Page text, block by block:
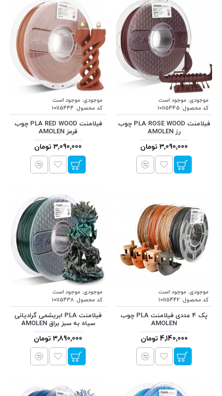
موجودی: موجود است
کد محصول: 10115445
فیلامنت PLA ROSE WOOD چوب
رز AMOLEN
3,090,000 تومان
موجودی: موجود است
کد محصول:10115444
فیلامنت PLA RED WOOD چوب
قرمز AMOLEN
3,090,000 تومان
موجودی: موجود است
کد محصول: 10115442
پک 4 عددی فیلامنت PLA چوب
AMOLEN
4,140,000 تومان
موجودی: موجود است
کد محصول:10115438
فیلامنت PLA ابریشمی گرادیانی
سیاه به سبز براق AMOLEN
3,890,000 تومان